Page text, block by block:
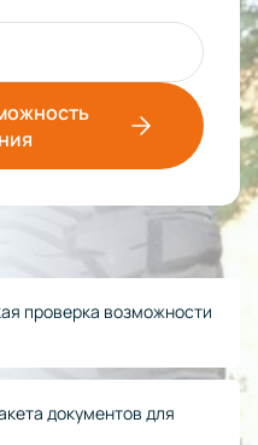
проверка возможности
документов для